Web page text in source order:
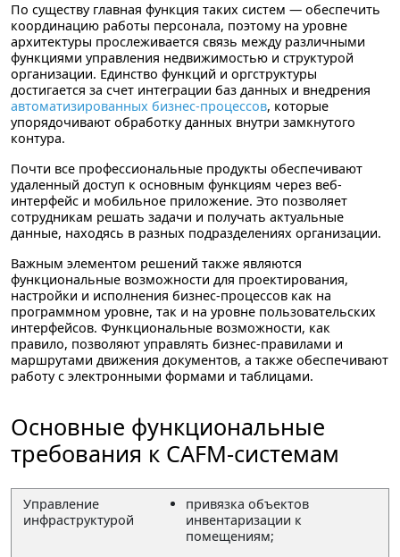
По существу главная функция таких систем — обеспечить
координацию работы персонала, поэтому на уровне
архитектуры прослеживается связь между различными
функциями управления недвижимостью и структурой
организации. Единство функций и оргструктуры
достигается за счет интеграции баз данных и внедрения
автоматизированных бизнес-процессов, которые
упорядочивают обработку данных внутри замкнутого
контура.
Почти все профессиональные продукты обеспечивают
удаленный доступ к основным функциям через веб-
интерфейс и мобильное приложение. Это позволяет
сотрудникам решать задачи и получать актуальные
данные, находясь в разных подразделениях организации.
Важным элементом решений также являются
функциональные возможности для проектирования,
настройки и исполнения бизнес-процессов как на
программном уровне, так и на уровне пользовательских
интерфейсов. Функциональные возможности, как
правило, позволяют управлять бизнес-правилами и
маршрутами движения документов, а также обеспечивают
работу с электронными формами и таблицами.
Основные функциональные
требования к CAFM-системам
Управление
инфраструктурой
привязка объектов
инвентаризации к
помещениям;